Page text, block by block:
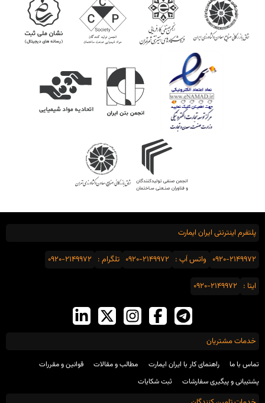
پلتفرم اینترنتی ایران ایمارت
0920-2149972 واتس اَپ : 0920-2149972 تلگرام : 0920-2149972
ایتا : 0920-2149972
خدمات مشتریان
تماس با ما راهنمای کار با ایران ایمارت مطالب و مقالات
قوانین و مقررات
پشتیبانی و پیگیری سفارشات
ثبت شکایات